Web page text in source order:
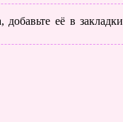
её в